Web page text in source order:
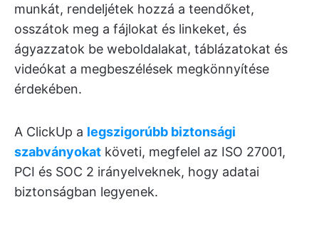
munkát, rendeljétek hozzá a teendőket,
osszátok meg a fájlokat és linkeket, és
ágyazzatok be weboldalakat, táblázatokat és
videókat a megbeszélések megkönnyítése
érdekében.
A ClickUp a legszigorúbb biztonsági
szabványokat követi, megfelel az ISO 27001,
PCI és SOC 2 irányelveknek, hogy adatai
biztonságban legyenek.